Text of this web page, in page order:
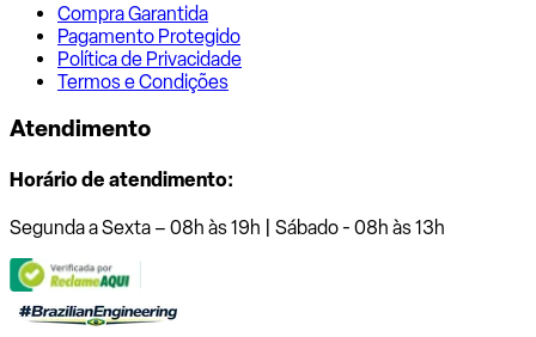
Compra Garantida
Pagamento Protegido
Política de Privacidade
Termos e Condições
Atendimento
Horário de atendimento:
Segunda a Sexta – 08h às 19h | Sábado - 08h às 13h